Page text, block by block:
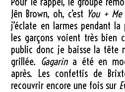
Jên Brown, oh, c’est You + Me
j’éclate en larmes pendant
les garçons voient très bien
public donc je baisse la tête
grillée. Gagarina été en
après. Les confettis de
recouvrir encore une fois sur